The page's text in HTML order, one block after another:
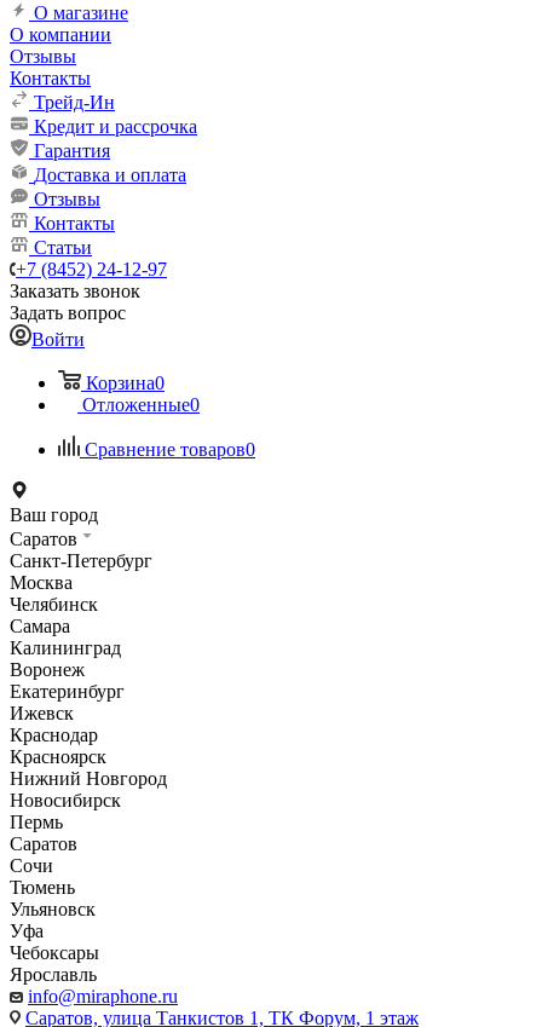
О магазине
О компании
Отзывы
Контакты
Трейд-Ин
Кредит и рассрочка
Гарантия
Доставка и оплата
Отзывы
Контакты
Статьи
+7 (8452) 24-12-97
Заказать звонок
Задать вопрос
Войти
Корзина0
Отложенные0
Сравнение товаров0
Ваш город
Саратов
Санкт-Петербург
Москва
Челябинск
Самара
Калининград
Воронеж
Екатеринбург
Ижевск
Краснодар
Красноярск
Нижний Новгород
Новосибирск
Пермь
Саратов
Сочи
Тюмень
Ульяновск
Уфа
Чебоксары
Ярославль
info@miraphone.ru
Саратов, улица Танкистов 1, ТК Форум, 1 этаж